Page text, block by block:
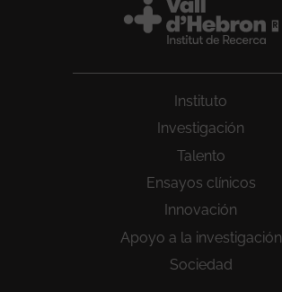
Instituto
Investigación
Talento
Ensayos clínicos
Innovación
Apoyo a la investigación
Sociedad